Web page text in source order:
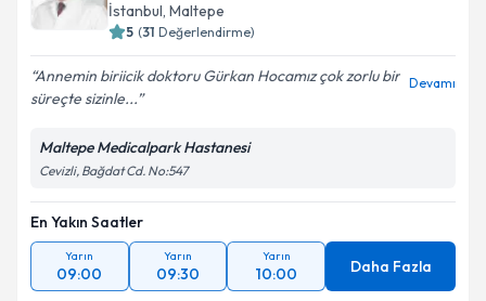
İstanbul, Maltepe
5 (31 Değerlendirme)
Annemin biriicik doktoru Gürkan Hocamız çok zorlu bir
süreçte sizinle...
Devamı
Maltepe Medicalpark Hastanesi
Cevizli, Bağdat Cd. No:547
En Yakın Saatler
Yarın
09:00
Yarın
09:30
Yarın
10:00 Daha Fazla